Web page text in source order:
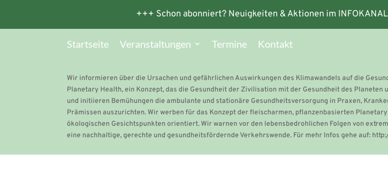
+++ Schon abonniert? Neuigkeiten & Aktionen im
Startseite Veranstaltungen Termine Kontakt
Wir informieren über die Ursachen und gefährlichen Auswirkungen des Klimawandels auf die
Planetary Health, ein Konzept, das die Gesundheit der Zivilisation mit der Gesundheit des
und initiieren Bemühungen die ambulante und stationäre Gesundheitsversorgung in Praxen,
Prämissen auszurichten. Wir werben für das Konzept der fleischarmen, pflanzenbasierten
ökologischen Gesichtspunkten orientiert. Wir warnen vor den lebensbedrohlichen Folgen von
eine nachhaltige, gerechte und gesundheitsfördernde Verkehrswende. Für mehr Infos gehe auf: